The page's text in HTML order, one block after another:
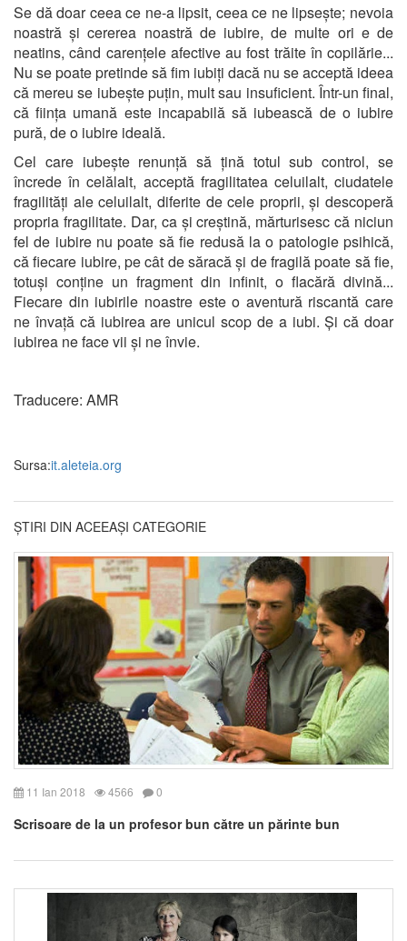
Se dă doar ceea ce ne-a lipsit, ceea ce ne lipsește; nevoia
noastră și cererea noastră de iubire, de multe ori e de
neatins, când carențele afective au fost trăite în copilărie...
Nu se poate pretinde să fim iubiți dacă nu se acceptă ideea
că mereu se iubește puțin, mult sau insuficient. Într-un final,
că ființa umană este incapabilă să iubească de o iubire
pură, de o iubire ideală.
Cel care iubește renunță să țină totul sub control, se
încrede în celălalt, acceptă fragilitatea celuilalt, ciudatele
fragilități ale celuilalt, diferite de cele proprii, și descoperă
propria fragilitate. Dar, ca și creștină, mărturisesc că niciun
fel de iubire nu poate să fie redusă la o patologie psihică,
că fiecare iubire, pe cât de săracă și de fragilă poate să fie,
totuși conține un fragment din infinit, o flacără divină...
Fiecare din iubirile noastre este o aventură riscantă care
ne învață că iubirea are unicul scop de a iubi. Și că doar
iubirea ne face vii și ne învie.
Traducere: AMR
Sursa:it.aleteia.org
ȘTIRI DIN ACEEAȘI CATEGORIE
11 Ian 2018 4566 0
Scrisoare de la un profesor bun către un părinte bun